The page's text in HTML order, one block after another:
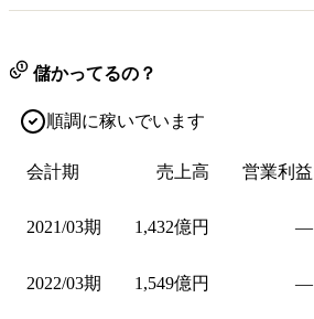
儲かってるの？
順調に稼いでいます
会計期 売上高 営業利益
2021/03期 1,432億円 —
2022/03期 1,549億円 —